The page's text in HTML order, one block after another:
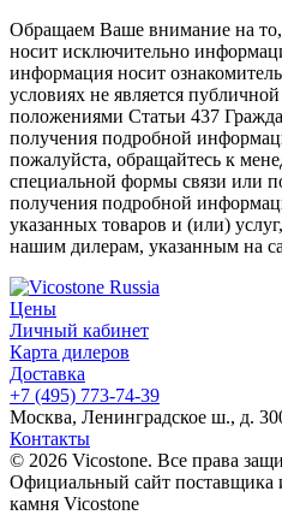
Обращаем Ваше внимание на
носит исключительно
информация носит
условиях не является
положениями Статьи 437
получения подробной
пожалуйста, обращайтесь к
специальной формы связи или
получения подробной
указанных товаров и (или)
нашим дилерам, указанным на
Цены
Личный кабинет
Карта дилеров
Доставка
+7 (495) 773-74-39
Москва, Ленинградское ш., д.
Контакты
© 2026 Vicostone. Все права
Официальный сайт поставщика
камня Vicostone